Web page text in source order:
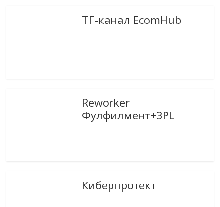
ТГ-канал EcomHub
Reworker
Фулфилмент+3PL
Киберпротект